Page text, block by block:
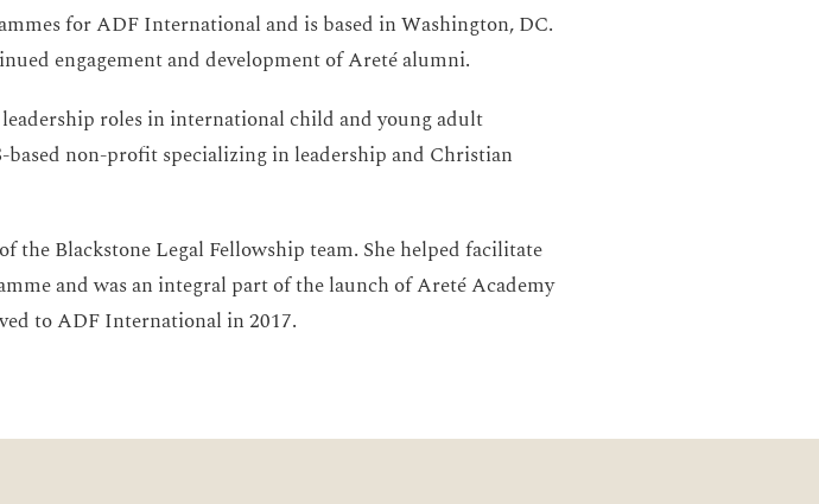
for ADF International and is based in Washington, DC.
engagement and development of Areté alumni.
roles in international child and young adult
non-profit specializing in leadership and Christian
Blackstone Legal Fellowship team. She helped facilitate
and was an integral part of the launch of Areté Academy
to ADF International in 2017.